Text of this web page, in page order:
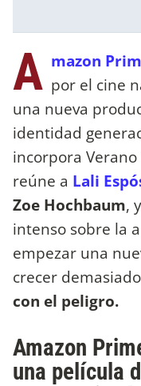
A mazon
por el cine
una nueva
identidad
incorpora
reúne a Lali
Zoe Hochbaum,
intenso sobre la
empezar una
crecer
con el peligro.
Amazon
una película